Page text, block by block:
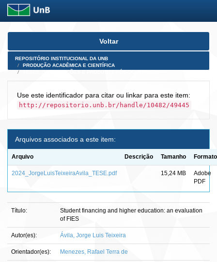
Skip
Voltar
REPOSITÓRIO INSTITUCIONAL DA UNB
PRODUÇÃO ACADÊMICA E CIENTÍFICA
Use este identificador para citar ou linkar para este item:
http://repositorio.unb.br/handle/10482/49445
Arquivos associados a este item:
Arquivo Descrição Tamanho Formato
2024_JorgeLuisTeixeiraAvila_TESE.pdf 15,24 MB
Adobe
PDF
Título:
Student financing and higher education: an evaluation
of FIES
Autor(es): Ávila, Jorge Luis Teixeira
Orientador(es): Menezes, Rafael Terra de